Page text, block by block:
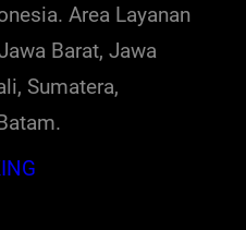
Area Layanan
Barat, Jawa
Sumatera,